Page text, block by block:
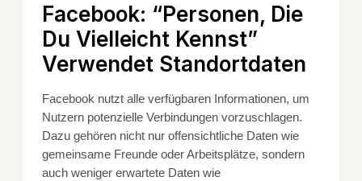
Facebook: “Personen, Die
Du Vielleicht Kennst”
Verwendet Standortdaten
Facebook nutzt alle verfügbaren Informationen, um
Nutzern potenzielle Verbindungen vorzuschlagen.
Dazu gehören nicht nur offensichtliche Daten wie
gemeinsame Freunde oder Arbeitsplätze, sondern
auch weniger erwartete Daten wie